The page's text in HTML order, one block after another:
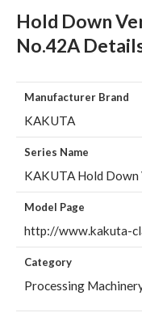
Hold Down
No.42A
Manufacturer Brand
KAKUTA
Series Name
KAKUTA Hold Down
Model Page
http://www.kakuta-
Category
Processing